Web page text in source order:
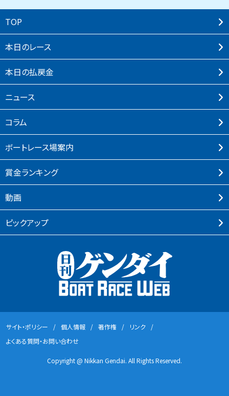
TOP
本⽇のレース
本⽇の払戻⾦
ニュース
コラム
ボートレース場案内
賞⾦ランキング
動画
ピックアップ
サイト・ポリシー 個⼈情報 著作権
リンク
よくある質問・お問い合わせ
Copyright @ Nikkan Gendai. All Rights Reserved.